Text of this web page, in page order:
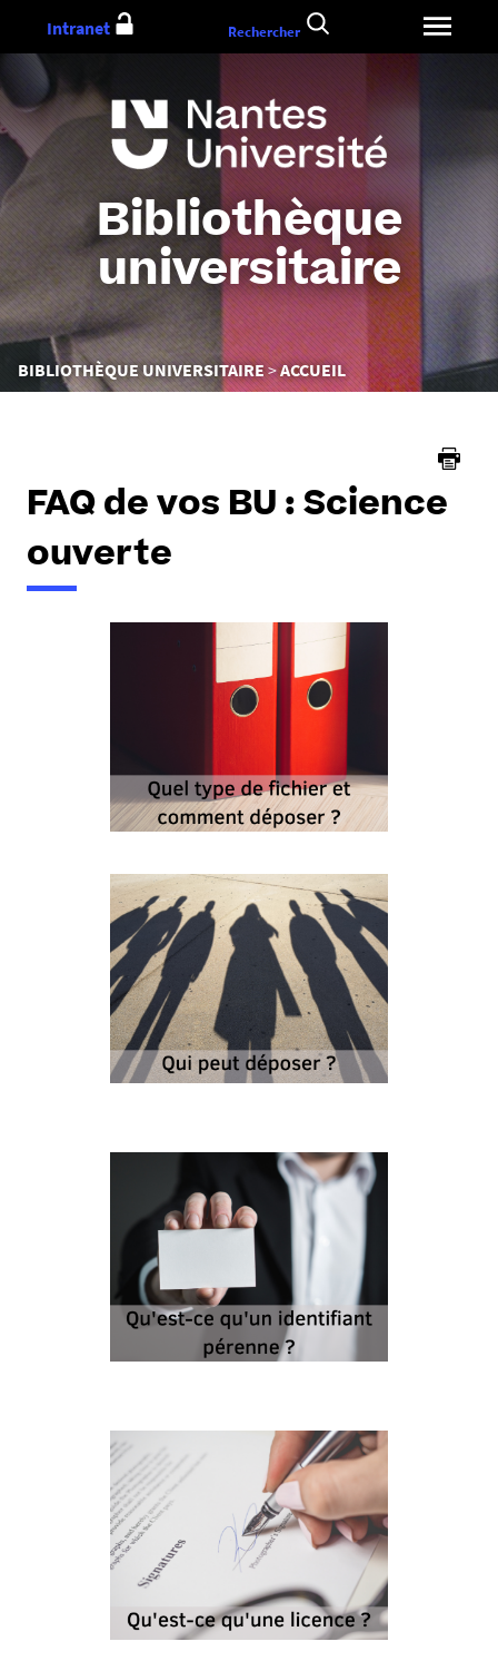
au
Bibliothèque
universitaire
Vous
êtes
BIBLIOTHÈQUE UNIVERSITAIRE ACCUEIL
Intranet Rechercher
FAQ de vos BU : Science
ouverte